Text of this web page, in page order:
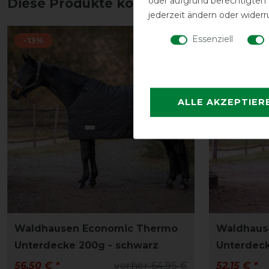
Diese Produkte könnten dich auch
-13%
Waldhausen Economic Thermo
Unterdecke 200g - schwarz
vorher 64,95 €
56,50 € *
-13%
52,15 € *
jederzeit ändern oder
Essenziell
ALLE